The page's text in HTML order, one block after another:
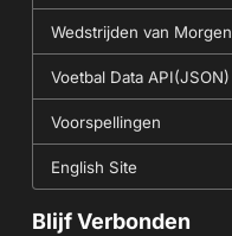
Wedstrijden van Morgen
Voetbal Data API(JSON)
Voorspellingen
English Site
Blijf Verbonden